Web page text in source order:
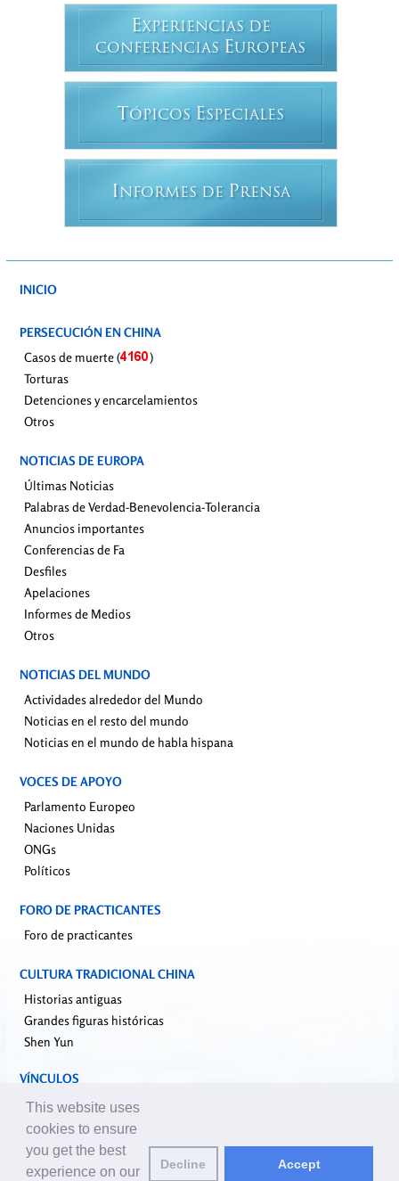
EXPERIENCIAS DE
CONFERENCIAS EUROPEAS
T ÓPICOS ESPECIALES
INFORMES DE PRENSA
INICIO
PERSECUCIÓN EN CHINA
Casos de muerte (
)
Torturas
Detenciones y encarcelamientos
Otros
NOTICIAS DE EUROPA
Últimas Noticias
Palabras de Verdad-Benevolencia-Tolerancia
Anuncios importantes
Conferencias de Fa
Desfiles
Apelaciones
Informes de Medios
Otros
NOTICIAS DEL MUNDO
Actividades alrededor del Mundo
Noticias en el resto del mundo
Noticias en el mundo de habla hispana
VOCES DE APOYO
Parlamento Europeo
Naciones Unidas
ONGs
Políticos
FORO DE PRACTICANTES
Foro de practicantes
CULTURA TRADICIONAL CHINA
Historias antiguas
Grandes figuras históricas
Shen Yun
VÍNCULOS
falundafa.org
faluninfo.net
minghui.org
pureinsight.org
This website uses
cookies to ensure
you get the best
experience on our
Decline Accept